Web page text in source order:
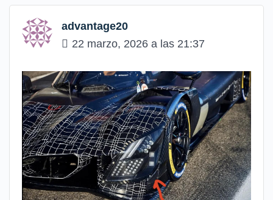
advantage20
22 marzo, 2026 a las 21:37